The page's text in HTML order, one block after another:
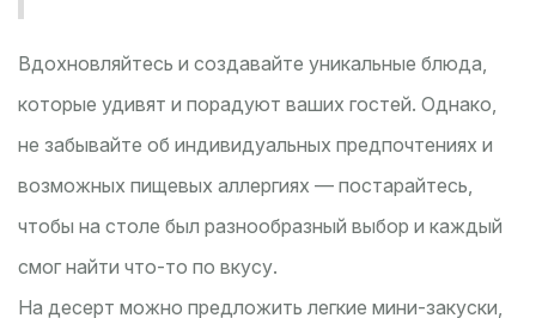
Вдохновляйтесь и создавайте уникальные блюда,
которые удивят и порадуют ваших гостей. Однако,
не забывайте об индивидуальных предпочтениях и
возможных пищевых аллергиях — постарайтесь,
чтобы на столе был разнообразный выбор и каждый
смог найти что-то по вкусу.
На десерт можно предложить легкие мини-закуски,